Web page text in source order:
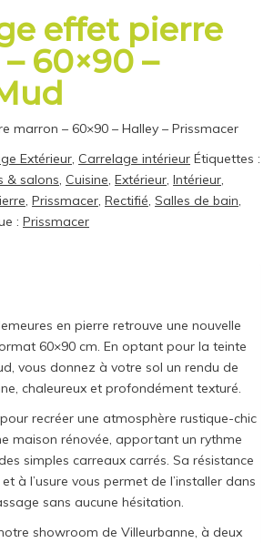
effet pierre
60×90 –
marron – 60×90 – Halley – Prissmacer
Extérieur, Carrelage intérieur Étiquettes :
& salons, Cuisine, Extérieur, Intérieur,
, Prissmacer, Rectifié, Salles de bain,
: Prissmacer
en pierre retrouve une nouvelle
60×90 cm. En optant pour la teinte
vous donnez à votre sol un rendu de
chaleureux et profondément texturé.
recréer une atmosphère rustique-chic
maison rénovée, apportant un rythme
simples carreaux carrés. Sa résistance
à l’usure vous permet de l’installer dans
sans aucune hésitation.
showroom de Villeurbanne, à deux